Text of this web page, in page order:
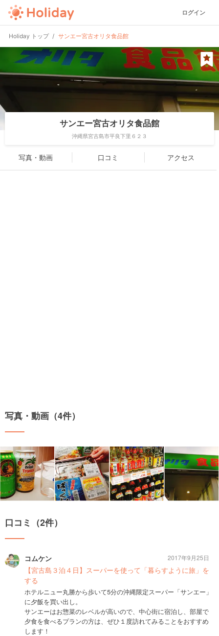
ログイン
Holiday トップ サンエー宮古オリタ食品館
サンエー宮古オリタ食品館
沖縄県宮古島市平良下里６２３
写真・動画 口コミ アクセス
写真・動画（4件）
口コミ（2件）
コムケン
【宮古島３泊４日】スーパーを使って「暮らすように旅」を
する
ホテルニュー丸勝から歩いて5分の沖縄限定スーパー「サンエー」
に夕飯を買い出し。
サンエーはお惣菜のレベルが高いので、中心街に宿泊し、部屋で
夕食を食べるプランの方は、ぜひ１度訪れてみることをおすすめ
します！
2017年9月25日